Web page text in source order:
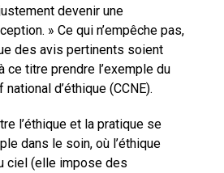
devenir une
» Ce qui n’empêche pas,
des avis pertinents soient
ce titre prendre l’exemple du
d’éthique (CCNE).
l’éthique et la pratique se
dans le soin, où l’éthique
ciel (elle impose des